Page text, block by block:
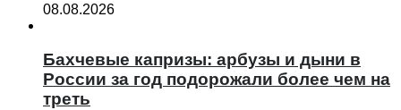
08.08.2026
Бахчевые капризы: арбузы и дыни в
России за год подорожали более чем на
треть